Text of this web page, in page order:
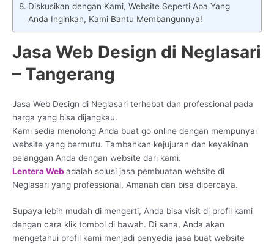
Diskusikan dengan Kami, Website Seperti Apa Yang
Anda Inginkan, Kami Bantu Membangunnya!
Jasa Web Design di Neglasari
– Tangerang
Jasa Web Design di Neglasari terhebat dan professional pada
harga yang bisa dijangkau.
Kami sedia menolong Anda buat go online dengan mempunyai
website yang bermutu. Tambahkan kejujuran dan keyakinan
pelanggan Anda dengan website dari kami.
Lentera Web adalah solusi jasa pembuatan website di
Neglasari yang professional, Amanah dan bisa dipercaya.
Supaya lebih mudah di mengerti, Anda bisa visit di profil kami
dengan cara klik tombol di bawah. Di sana, Anda akan
mengetahui profil kami menjadi penyedia jasa buat website